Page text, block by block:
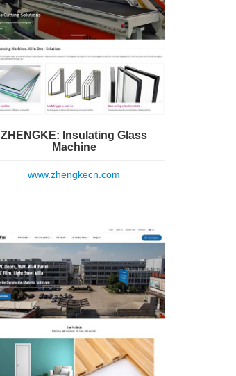
ZHENGKE: Insulating Glass
Machine
www.zhengkecn.com